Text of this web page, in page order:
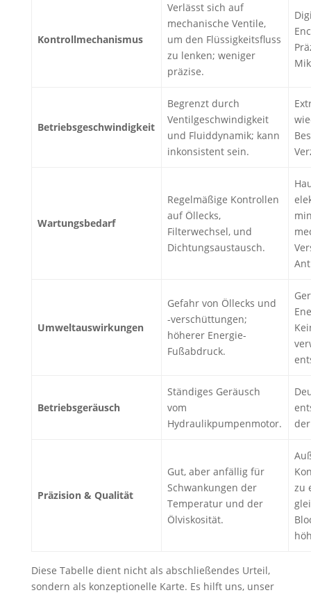
Kontrollmechanismus
Verlässt sich auf
mechanische Ventile,
um den Flüssigkeitsfluss
zu lenken; weniger
präzise.
Betriebsgeschwindigkeit
Begrenzt durch
Ventilgeschwindigkeit
und Fluiddynamik; kann
inkonsistent sein.
Wartungsbedarf
Regelmäßige Kontrollen
auf Öllecks,
Filterwechsel, und
Dichtungsaustausch.
Umweltauswirkungen
Gefahr von Öllecks und
-verschüttungen;
höherer Energie-
Fußabdruck.
Betriebsgeräusch
Ständiges Geräusch
vom
Hydraulikpumpenmotor.
Präzision & Qualität
Gut, aber anfällig für
Schwankungen der
Temperatur und der
Ölviskosität.
zu
Diese Tabelle dient nicht als abschließendes Urteil,
sondern als konzeptionelle Karte. Es hilft uns, unser